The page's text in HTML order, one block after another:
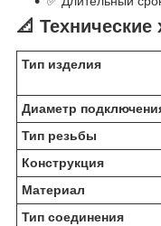
📐 Технические
Тип изделия
Диаметр
Тип резьбы
Конструкция
Материал
Тип соединения